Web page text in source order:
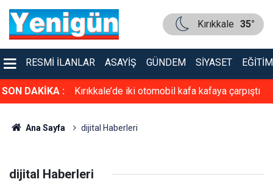
Kırıkkale 35°
RESMI İLANLAR ASAYIŞ GÜNDEM SIYASET EĞITIM
SON DAKİKA : Kırıkkale’de iki otomobil kafa kafaya çarpıştı
Ana Sayfa dijital Haberleri
dijital Haberleri